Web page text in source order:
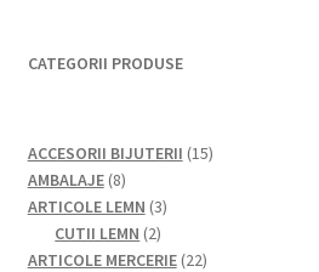
CATEGORII PRODUSE
ACCESORII BIJUTERII 1515
AMBALAJE 88
produse
ARTICOLE LEMN 33
CUTII LEMN 22
produse
ARTICOLE MERCERIE 2222